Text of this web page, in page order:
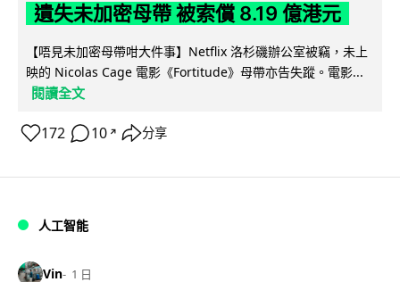
遺失未加密母帶 被索償 8.19 億港元
【唔見未加密母帶咁大件事】Netflix 洛杉磯辦公室被竊，未上
映的 Nicolas Cage 電影《Fortitude》母帶亦告失蹤。電影...
閱讀全文
172 10 ↗ 分享
人工智能
Vin 1 日